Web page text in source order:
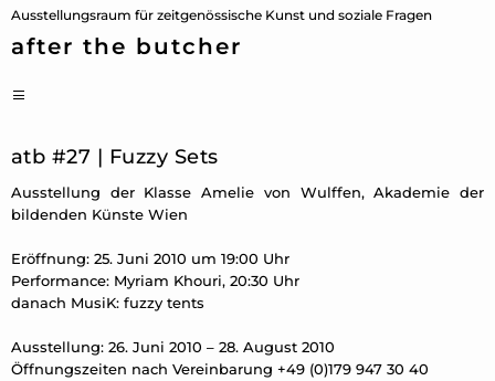
Ausstellungsraum für zeitgenössische Kunst und soziale Fragen
after the butcher
Zum
Inhalt
atb #27 | Fuzzy Sets
Ausstellung der Klasse Amelie von Wulffen, Akademie der
bildenden Künste Wien
Eröffnung: 25. Juni 2010 um 19:00 Uhr
Performance: Myriam Khouri, 20:30 Uhr
danach MusiK: fuzzy tents
Ausstellung: 26. Juni 2010 – 28. August 2010
Öffnungszeiten nach Vereinbarung +49 (0)179 947 30 40